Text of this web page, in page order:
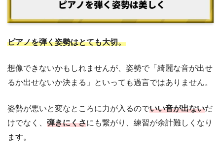
ピアノを弾く姿勢はとても大切。
想像できないかもしれませんが、姿勢で「綺麗な音が出せ
るか出せないか決まる」といっても過言ではありません。
姿勢が悪いと変なところに力が入るのでいい音が出ないだ
けでなく、 弾きにくさにも繋がり、練習が余計難しくなり
ます。